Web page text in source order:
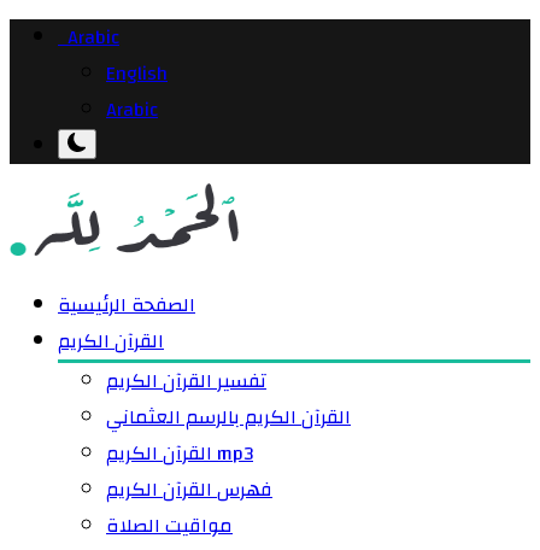
Arabic
English
Arabic
الصفحة الرئيسية
القرآن الكريم
تفسير القرآن الكريم
القرآن الكريم بالرسم العثماني
القرآن الكريم mp3
فهرس القرآن الكريم
مواقيت الصلاة